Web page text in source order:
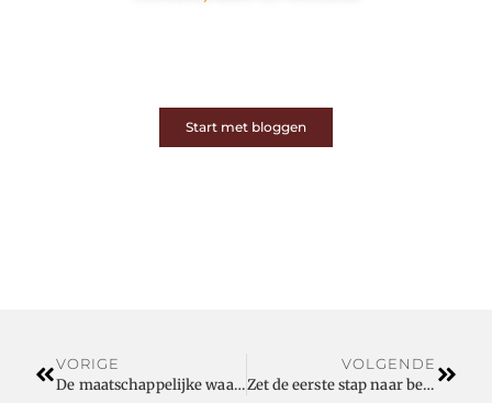
Start met bloggen
VORIGE
De maatschappelijke waarde van sportkooien
VOLGENDE
Zet de eerste stap naar beter horen met een gratis hoortest